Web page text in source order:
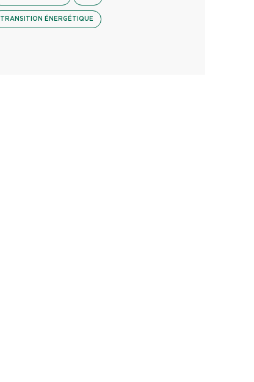
TRANSITION ÉNERGÉTIQUE